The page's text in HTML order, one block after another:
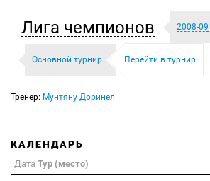
Лига чемпионов 2008-09
Основной турнир Перейти в турнир
Тренер: Мунтяну Доринел
КАЛЕНДАРЬ
Дата Тур (место)